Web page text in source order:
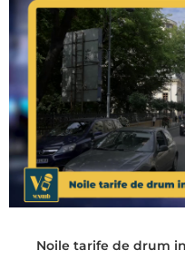
Noile tarife de drum